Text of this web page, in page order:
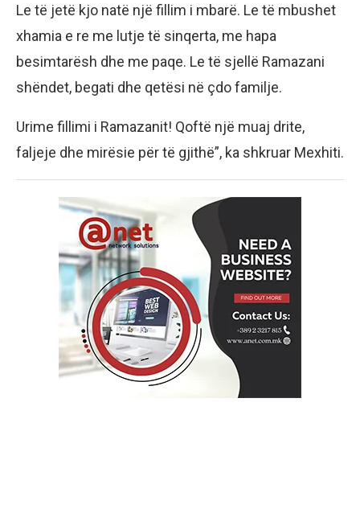
Le të jetë kjo natë një fillim i mbarë. Le të mbushet
xhamia e re me lutje të sinqerta, me hapa
besimtarësh dhe me paqe. Le të sjellë Ramazani
shëndet, begati dhe qetësi në çdo familje.
Urime fillimi i Ramazanit! Qoftë një muaj drite,
faljeje dhe mirësie për të gjithë”, ka shkruar Mexhiti.